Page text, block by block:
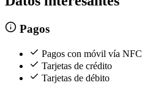
Pagos
Pagos con móvil vía NFC
Tarjetas de crédito
Tarjetas de débito